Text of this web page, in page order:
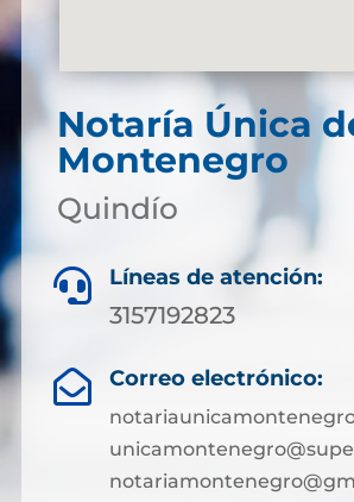
Notaría Única
Montenegro
Quindío
 Líneas de atención:
3157192823
 Correo electrónico: